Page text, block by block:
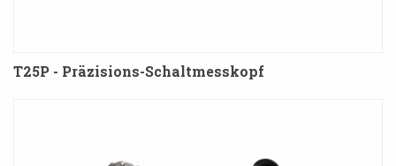
T25P - Präzisions-Schaltmesskopf